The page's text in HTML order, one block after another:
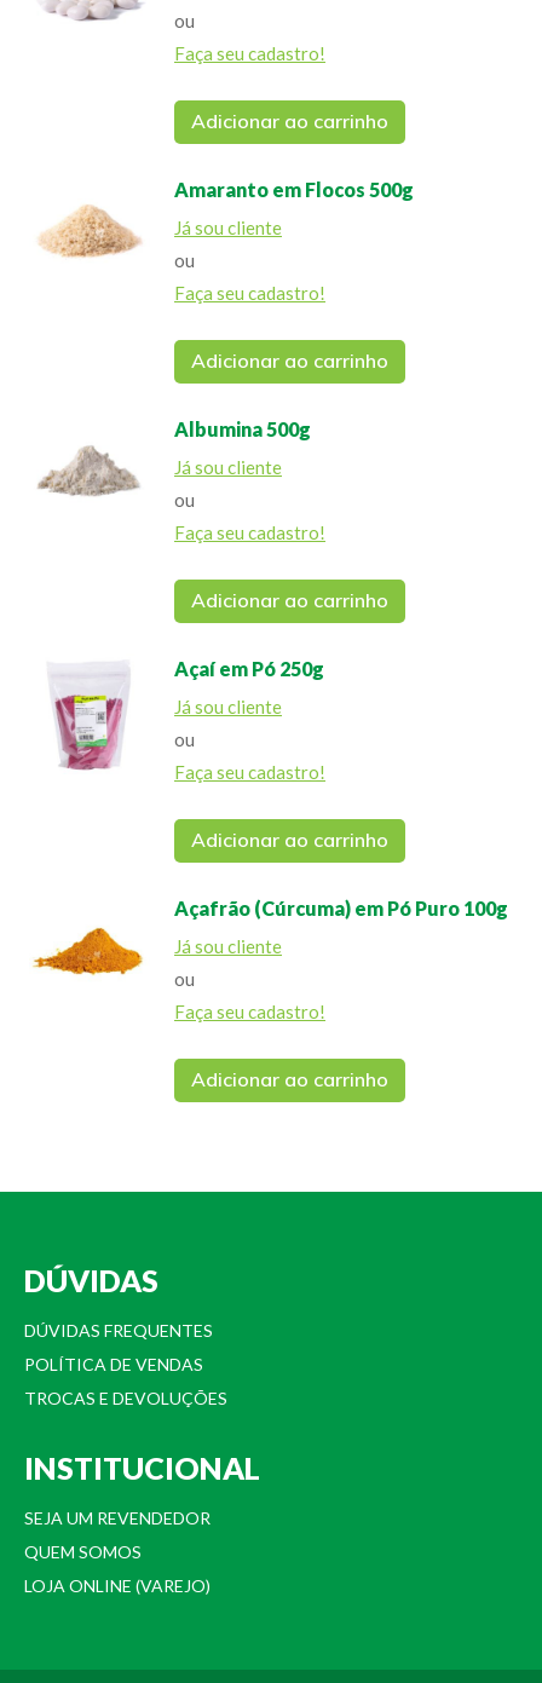
ou
Faça seu cadastro!
Adicionar ao carrinho
Amaranto em Flocos 500g
Já sou cliente
ou
Faça seu cadastro!
Adicionar ao carrinho
Albumina 500g
Já sou cliente
ou
Faça seu cadastro!
Adicionar ao carrinho
Açaí em Pó 250g
Já sou cliente
ou
Faça seu cadastro!
Adicionar ao carrinho
Açafrão (Cúrcuma) em Pó Puro 100g
Já sou cliente
ou
Faça seu cadastro!
Adicionar ao carrinho
DÚVIDAS
DÚVIDAS FREQUENTES
POLÍTICA DE VENDAS
TROCAS E DEVOLUÇÕES
INSTITUCIONAL
SEJA UM REVENDEDOR
QUEM SOMOS
LOJA ONLINE (VAREJO)